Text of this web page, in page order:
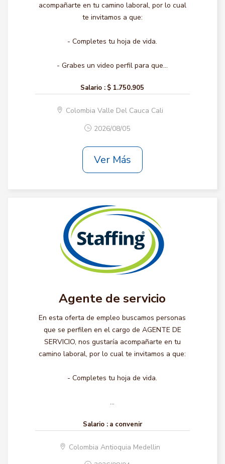
acompañarte en tu camino laboral, por lo cual
te invitamos a que:
- Completes tu hoja de vida.
- Grabes un video perfil para que...
Salario : $ 1.750.905
Colombia Valle Del Cauca Cali
2026/08/05
Ver Más
Agente de servicio
En esta oferta de empleo buscamos personas
que se perfilen en el cargo de AGENTE DE
SERVICIO, nos gustaría acompañarte en tu
camino laboral, por lo cual te invitamos a que:
- Completes tu hoja de vida.
...
Salario : a convenir
Colombia Antioquia Medellin